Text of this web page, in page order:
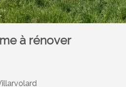
à rénover